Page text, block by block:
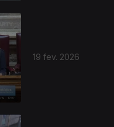
19 fev. 2026